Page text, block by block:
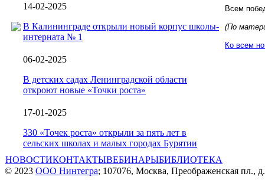
14-02-2025
В Калининграде открыли новый корпус школы-
интерната № 1
06-02-2025
В детских садах Ленинградской области
откроют новые «Точки роста»
17-01-2025
330 «Точек роста» открыли за пять лет в
сельских школах и малых городах Бурятии
Всем
(По
Ко всем
НОВОСТИКОНТАКТЫВЕБИНАРЫБИБЛИОТЕКА
© 2023 ООО Нинтегра; 107076, Москва, Преображенская пл.,